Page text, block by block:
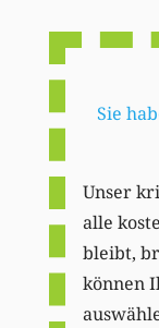
Sie
Unser
alle
bleibt,
können